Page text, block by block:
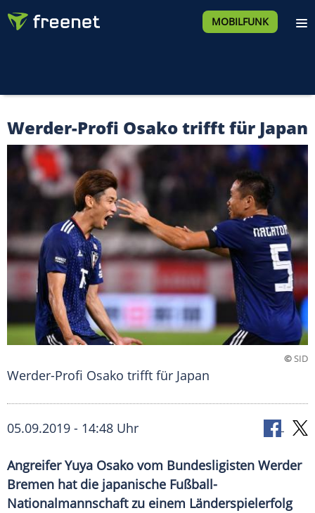
MOBILFUNK
Werder-Profi Osako trifft für Japan
©SID
Werder-Profi Osako trifft für Japan
05.09.2019 - 14:48 Uhr
Angreifer Yuya Osako vom Bundesligisten Werder
Bremen hat die japanische Fußball-
Nationalmannschaft zu einem Länderspielerfolg